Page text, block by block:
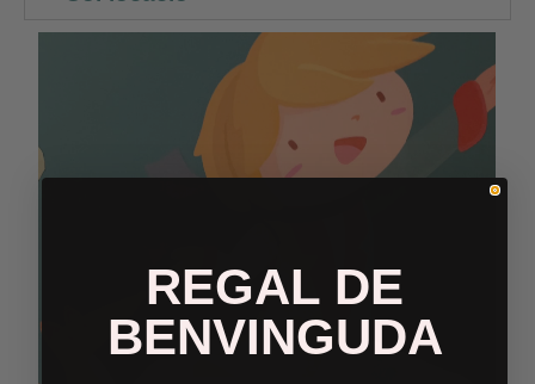
REGAL DE
BENVINGUDA